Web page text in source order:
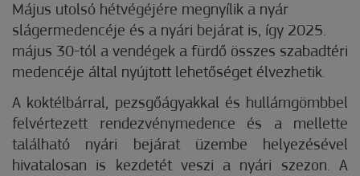
Május utolsó hétvégéjére megnyílik a nyár
slágermedencéje és a nyári bejárat is, így 2025.
május 30-tól a vendégek a fürdő összes szabadtéri
medencéje által nyújtott lehetőséget élvezhetik.
A koktélbárral, pezsgőágyakkal és hullámgömbbel
felvértezett rendezvénymedence és a mellette
található nyári bejárat üzembe helyezésével
hivatalosan is kezdetét veszi a nyári szezon. A